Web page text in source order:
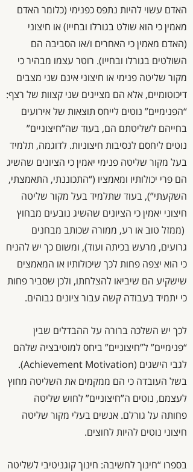
האדם עשוי להיות נתפס כפנימי (כלומר האדם
מאמין כי הוא שולט בגורלו ובחייו) או חיצוני
(האדם מאמין כי האחרים ו/או הסביבה הם
השולטים בגורלו ובחייו). רוטר עצמו מבהיר כי
מקור שליטה פנימי או חיצוני אינם שני מצבים
דיכוטומיים, אלא הם מציינים שני קצוות של רצף:
“הפנימיים” נוטים לייחס תוצאות של אירועים
בחייהם לשליטתם הם, בעוד שה”חיצוניים”
נוטים ליחסם לנסיבות חיצוניות. לדוגמה, תלמיד
בעל מקור שליטה פנימי יאמין כי הציונים שהשיג
הם פרי יכולותיו ומאמציו (“התכוננתי, התאמצתי,
השקעתי”), בעוד שתלמיד בעל מקור שליטה
חיצוני יאמין כי הציונים שהשיג נובעים מבחוץ
(ממזל טוב או רע, ממורה שכותב מבחנים
גרועים, מרעש בכיתה ועוד), ומשום כך יש להניח
כי הוא יצפה פחות לכך שיכולותיו או המאמצים
שישקיע הם שיביאו להצלחתו, ולכן שסביר פחות
כי יתמיד בעבודה קשה עבור ציונים גבוהים.
לכך יש השלכה ברורה על ההבדלים שבין
“פנימיים” ל”חיצוניים” ביחס למוטיבציה שלהם
לגבי הישגים (Achievement Motivation).
בשל העובדה כי הם ממקמים את השליטה מחוץ
לעצמם, נוטים ה”חיצוניים” לחוש שליטה
פחותה על גורלם. אנשים בעלי מקור שליטה
חיצוני נוטים להיות לחוצים.
בספרו “חינוך לחשיבה: חינוך קוגניטיבי לשליטה